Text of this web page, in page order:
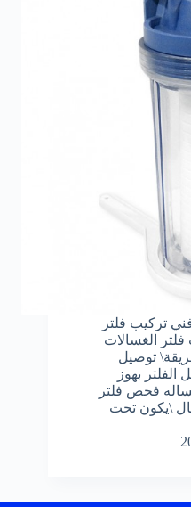
تركيب فلتر
الغسالات
توصيل
الفلتر بهوز
فحص فلتر
\يكون تحت